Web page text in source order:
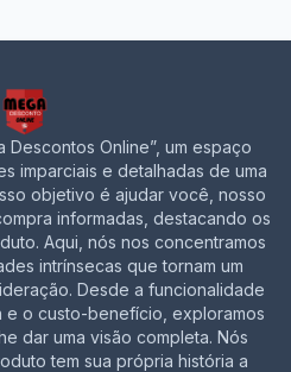
Descontos Online”, um espaço
imparciais e detalhadas de uma
objetivo é ajudar você, nosso
informadas, destacando os
Aqui, nós nos concentramos
intrínsecas que tornam um
Desde a funcionalidade
o custo-benefício, exploramos
dar uma visão completa. Nós
tem sua própria história a